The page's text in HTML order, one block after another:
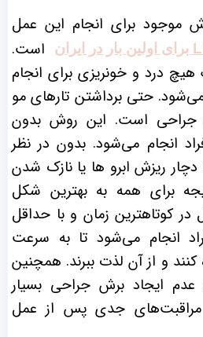
موجود برای انجام این عمل
است.
هیچ درد و خونریزی برای انجام
حتی برداشتن تارهای مو
جراحی است. این روش بدون
انجام می‌شود. بدون در نظر
ریزش ابرو ها یا نازک شدن
برای همه به بهترین شکل
در کوتاهترین زمان و با حداقل
انجام می‌شود تا به سرعت
کنند و از آن لذت ببرند. همچنین
ایجاد برش جراحی بسیار
مراقبت‌های جدی پس از عمل